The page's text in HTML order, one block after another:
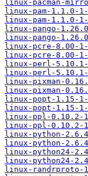
linux-pacman-
linux-pam-1.1.0-
linux-pam-1.1.0-
linux-pango-
linux-pango-
linux-pcre-8.00-
linux-pcre-8.00-
linux-perl-
linux-perl-
linux-pixman-
linux-pixman-
linux-popt-1.15-
linux-popt-1.15-
linux-ppl-0.10.2-
linux-ppl-0.10.2-
linux-python-
linux-python-
linux-python24-
linux-python24-
linux-randrproto-